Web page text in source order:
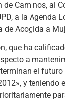
de Caminos, al
a la Agenda
de Acogida a
que ha
a
el
y teniendo